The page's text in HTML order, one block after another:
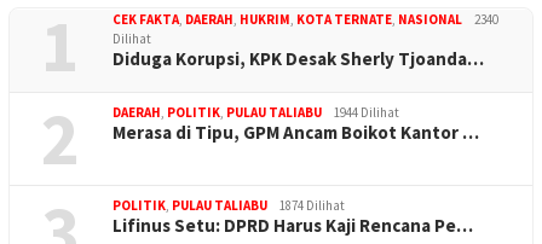
1 CEK FAKTA, DAERAH, HUKRIM, KOTA TERNATE, NASIONAL
2340
Dilihat
Diduga Korupsi, KPK Desak Sherly Tjoanda…
2 DAERAH, POLITIK, PULAU TALIABU 1944 Dilihat
Merasa di Tipu, GPM Ancam Boikot Kantor …
POLITIK, PULAU TALIABU 1874 Dilihat
Lifinus Setu: DPRD Harus Kaji Rencana Pe…